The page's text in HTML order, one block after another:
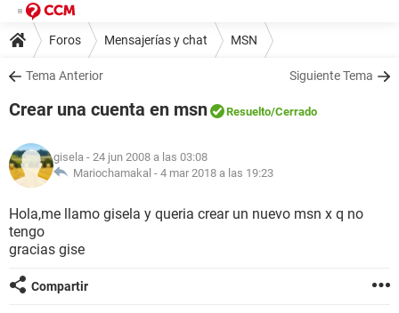
Foros Mensajerías y chat MSN
Tema Anterior Siguiente Tema
Crear una cuenta en msn Resuelto/Cerrado
gisela - 24 jun 2008 a las 03:08
Mariochamakal - 4 mar 2018 a las 19:23
Hola,me llamo gisela y queria crear un nuevo msn x q no
tengo
gracias gise
Compartir